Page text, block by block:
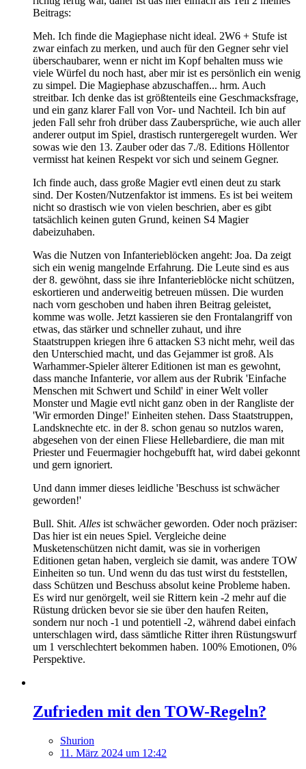
Beitrags:
Meh. Ich finde die Magiephase nicht ideal. 2W6 + Stufe ist
zwar einfach zu merken, und auch für den Gegner sehr viel
überschaubarer, wenn er nicht im Kopf behalten muss wie
viele Würfel du noch hast, aber mir ist es persönlich ein wenig
zu simpel. Die Magiephase abzuschaffen... hrm. Auch
streitbar. Ich denke das ist größtenteils eine Geschmacksfrage,
und ein ganz klarer Fall von Vor- und Nachteil. Ich bin auf
jeden Fall sehr froh drüber dass Zaubersprüche, wie auch aller
anderer output im Spiel, drastisch runtergeregelt wurden. Wer
sowas wie den 13. Zauber oder das 7./8. Editions Höllentor
vermisst hat keinen Respekt vor sich und seinem Gegner.
Ich finde auch, dass große Magier evtl einen deut zu stark
sind. Der Kosten/Nutzenfaktor ist immens. Es ist bei weitem
nicht so drastisch wie von vielen beschrien, aber es gibt
tatsächlich keinen guten Grund, keinen S4 Magier
dabeizuhaben.
Was die Nutzen von Infanterieblöcken angeht: Joa. Da zeigt
sich ein wenig mangelnde Erfahrung. Die Leute sind es aus
der 8. gewöhnt, dass sie ihre Infanterieblöcke nicht schützen,
eskortieren und anderweitig betreuen müssen. Die wurden
nach vorn geschoben und haben ihren Beitrag geleistet,
komme was wolle. Jetzt kassieren sie den Frontalangriff von
etwas, das stärker und schneller zuhaut, und ihre
Staatstruppen kriegen ihre 6 attacken S3 nicht mehr, weil das
den Unterschied macht, und das Gejammer ist groß. Als
Warhammer-Spieler älterer Editionen ist man es gewohnt,
dass manche Infanterie, vor allem aus der Rubrik 'Einfache
Menschen mit Schwert und Schild' in einer Welt voller
Monster und Magie evtl nicht ganz oben in der Rangliste der
'Wir ermorden Dinge!' Einheiten stehen. Dass Staatstruppen,
Landsknechte etc. in der 8. schon genau so nutzlos waren,
abgesehen von der einen Fliese Hellebardiere, die man mit
Priester und Feuermagier hochgebufft hat, wird dabei gekonnt
und gern ignoriert.
Und dann immer dieses leidliche 'Beschuss ist schwächer
geworden!'
Bull. Shit. Alles ist schwächer geworden. Oder noch präziser:
Das hier ist ein neues Spiel. Vergleiche deine
Musketenschützen nicht damit, was sie in vorherigen
Editionen getan haben, vergleich sie damit, was andere TOW
Einheiten so tun. Und wenn du das tust wirst du feststellen,
dass Schützen und Beschuss absolut keine Probleme haben.
Es wird nur genörgelt, weil sie Rittern kein -2 mehr auf die
Rüstung drücken bevor sie sie über den haufen Reiten,
sondern nur noch -1 und potentiell -2, während dabei einfach
unterschlagen wird, dass sämtliche Ritter ihren Rüstungswurf
um 1 verschlechtert bekommen haben. 100% Emotionen, 0%
Perspektive.
Zufrieden mit den TOW-Regeln?
Shurion
11. März 2024 um 12:42